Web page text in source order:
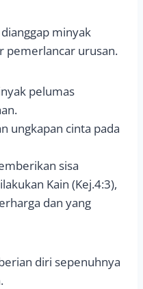
minyak
pemerlancar urusan.
pelumas
ungkapan cinta pada
sisa
Kain (Kej.4:3),
dan yang
diri sepenuhnya